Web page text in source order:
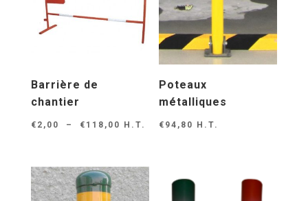
Barrière de
chantier
€ 2,00 – € 118,00 Plage
€2,00
à
H.T.
Poteaux
métalliques
€ 94,80 H.T.